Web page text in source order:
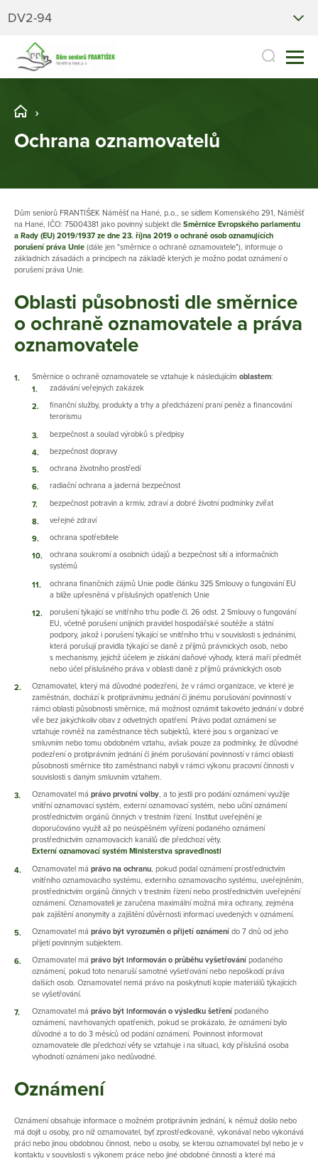
DV2-94
Ochrana oznamovatelů
Dům seniorů FRANTIŚEK Náměšť na Hané, p.o., se sídlem Komenského 291, Náměšť
na Hané, IČO: 75004381 jako povinný subjekt dle Směrnice Evropského parlamentu
a Rady (EU) 2019/1937 ze dne 23. října 2019 o ochraně osob oznamujících
porušení práva Unie (dále jen "směrnice o ochraně oznamovatele"), informuje o
základních zásadách a principech na základě kterých je možno podat oznámení o
porušení práva Unie.
Oblasti působnosti dle směrnice
o ochraně oznamovatele a práva
oznamovatele
Směrnice o ochraně oznamovatele se vztahuje k následujícím oblastem:
zadávání veřejných zakázek
finanční služby, produkty a trhy a předcházení praní peněz a financování
terorismu
bezpečnost a soulad výrobků s předpisy
bezpečnost dopravy
ochrana životního prostředí
radiační ochrana a jaderná bezpečnost
bezpečnost potravin a krmiv, zdraví a dobré životní podmínky zvířat
veřejné zdraví
ochrana spotřebitele
ochrana soukromí a osobních údajů a bezpečnost sítí a informačních
systémů
ochrana finančních zájmů Unie podle článku 325 Smlouvy o fungování EU
a blíže upřesněná v příslušných opatřeních Unie
porušení týkající se vnitřního trhu podle čl. 26 odst. 2 Smlouvy o fungování
EU, včetně porušení unijních pravidel hospodářské soutěže a státní
podpory, jakož i porušení týkající se vnitřního trhu v souvislosti s jednáními,
která porušují pravidla týkající se daně z příjmů právnických osob, nebo
s mechanismy, jejichž účelem je získání daňové výhody, která maří předmět
nebo účel příslušného práva v oblasti daně z příjmů právnických osob
Oznamovatel, který má důvodné podezření, že v rámci organizace, ve které je
zaměstnán, dochází k protiprávnímu jednání či jinému porušování povinností v
rámci oblasti působnosti směrnice, má možnost oznámit takovéto jednání v dobré
víře bez jakýchkoliv obav z odvetných opatření. Právo podat oznámení se
vztahuje rovněž na zaměstnance těch subjektů, které jsou s organizací ve
smluvním nebo tomu obdobném vztahu, avšak pouze za podmínky, že důvodné
podezření o protiprávním jednání či jiném porušování povinností v rámci oblasti
působnosti směrnice tito zaměstnanci nabyli v rámci výkonu pracovní činnosti v
souvislosti s daným smluvním vztahem.
Oznamovatel má právo prvotní volby, a to jestli pro podání oznámení využije
vnitřní oznamovací systém, externí oznamovací systém, nebo učiní oznámení
prostřednictvím orgánů činných v trestním řízení. Institut uveřejnění je
doporučováno využít až po neúspěšném vyřízení podaného oznámení
prostřednictvím oznamovacích kanálů dle předchozí věty.
Externí oznamovací systém Ministerstva spravedlnosti
Oznamovatel má právo na ochranu , pokud podal oznámení prostřednictvím
vnitřního oznamovacího systému, externího oznamovacího systému, uveřejněním,
prostřednictvím orgánů činných v trestním řízení nebo prostřednictvím uveřejnění
oznámení. Oznamovateli je zaručena maximální možná míra ochrany, zejména
pak zajištění anonymity a zajištění důvěrnosti informací uvedených v oznámení.
Oznamovatel má právo být vyrozuměn o přijetí oznámenído 7 dnů od jeho
přijetí povinným subjektem.
Oznamovatel má právo být informován o průběhu vyšetřovánípodaného
oznámení, pokud toto nenaruší samotné vyšetřování nebo nepoškodí práva
dalších osob. Oznamovatel nemá právo na poskytnutí kopie materiálů týkajících
se vyšetřování.
Oznamovatel má právo být informován o výsledku šetření podaného
oznámení, navrhovaných opatřeních, pokud se prokázalo, že oznámení bylo
důvodné a to do 3 měsíců od podání oznámení. Povinnost informovat
oznamovatele dle předchozí věty se vztahuje i na situaci, kdy příslušná osoba
vyhodnotí oznámení jako nedůvodné.
Oznámení
Oznámení obsahuje informace o možném protiprávním jednání, k němuž došlo nebo
má dojít u osoby, pro niž oznamovatel, byť zprostředkovaně, vykonával nebo vykonává
práci nebo jinou obdobnou činnost, nebo u osoby, se kterou oznamovatel byl nebo je v
kontaktu v souvislosti s výkonem práce nebo jiné obdobné činnosti a které má